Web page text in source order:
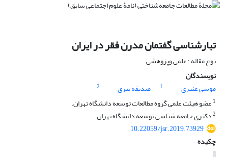
تبارشناسی گفتمان مدرن فقر در ایران
نوع مقاله : علمی وپزوهشی
نویسندگان
موسی عنبری
1 صدیقه پیری
2
1عضو هیئت علمی گروه مطالعات توسعه دانشگاه تهران.
2دکتری جامعه شناسی توسعه دانشگاه تهران
10.22059/jsr.2019.73929
چکیده